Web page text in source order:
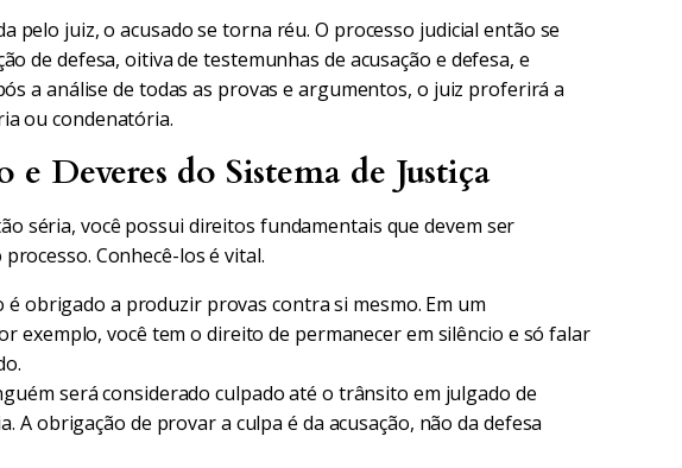
pelo juiz, o acusado se torna réu. O processo judicial então se
de defesa, oitiva de testemunhas de acusação e defesa, e
a análise de todas as provas e argumentos, o juiz proferirá a
ou condenatória.
Deveres do Sistema de Justiça
séria, você possui direitos fundamentais que devem ser
Conhecê-los é vital.
é obrigado a produzir provas contra si mesmo. Em um
exemplo, você tem o direito de permanecer em silêncio e só falar
será considerado culpado até o trânsito em julgado de
A obrigação de provar a culpa é da acusação, não da defesa